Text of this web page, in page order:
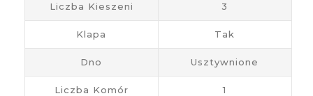
Liczba Kieszeni 3
Klapa Tak
Dno Usztywnione
Liczba Komór 1